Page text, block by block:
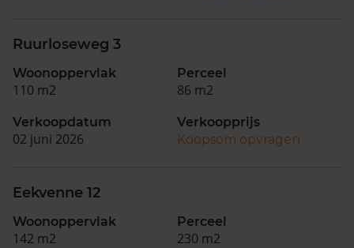
Ruurloseweg 3
Woonoppervlak
110 m2
Perceel
86 m2
Verkoopdatum
02 juni 2026
Verkoopprijs
Koopsom opvragen
Eekvenne 12
Woonoppervlak
142 m2
Perceel
230 m2